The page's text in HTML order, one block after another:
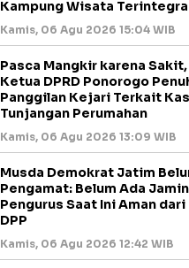
Kampung Wisata
Kamis, 06 Agu 2026 15:04 WIB
Pasca Mangkir karena Sakit,
Ketua DPRD Ponorogo
Panggilan Kejari Terkait
Tunjangan Perumahan
Kamis, 06 Agu 2026 13:09 WIB
Musda Demokrat Jatim
Pengamat: Belum Ada
Pengurus Saat Ini Aman dari
DPP
Kamis, 06 Agu 2026 12:42 WIB